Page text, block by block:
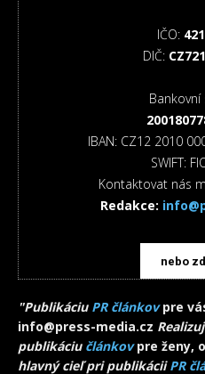
IČO:
DIČ:
IBAN: CZ12 2010
SWIFT:
Kontaktovat nás
Redakce:
nebo
"Publikáciu PR článkovpre
info@press-media.cz
publikáciu článkovpre ženy,
hlavný cieľ pri publikáciiPR